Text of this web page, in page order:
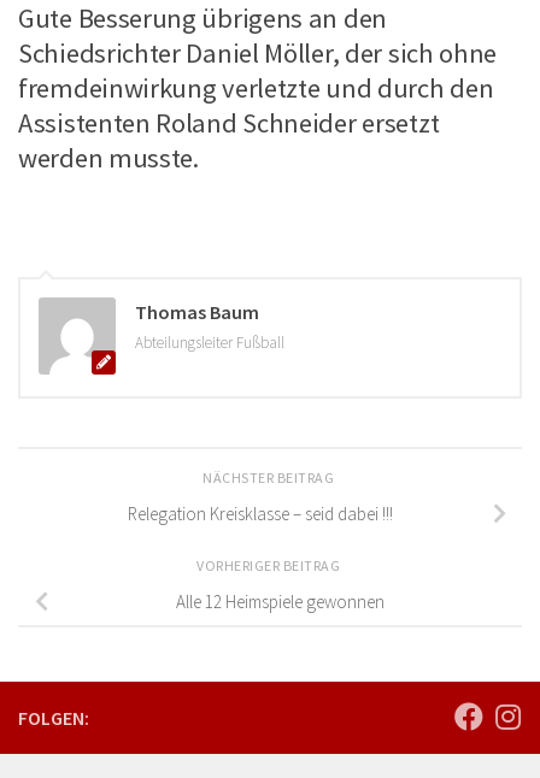
Gute Besserung übrigens an den
Schiedsrichter Daniel Möller, der sich ohne
fremdeinwirkung verletzte und durch den
Assistenten Roland Schneider ersetzt
werden musste.
Thomas Baum
Abteilungsleiter Fußball
NÄCHSTER BEITRAG
Relegation Kreisklasse – seid dabei !!!
VORHERIGER BEITRAG
Alle 12 Heimspiele gewonnen
FOLGEN: